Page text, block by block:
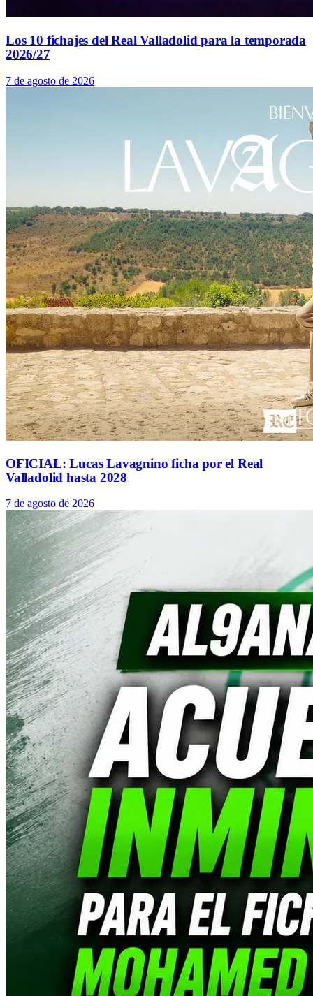
Los 10 fichajes del Real Valladolid para la temporada
2026/27
7 de agosto de 2026
OFICIAL: Lucas Lavagnino ficha por el Real
Valladolid hasta 2028
7 de agosto de 2026